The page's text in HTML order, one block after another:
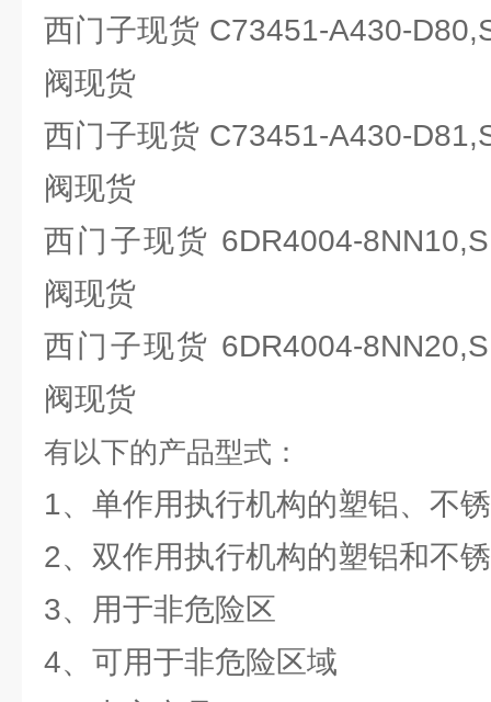
西门子现货 C73451-A430-
阀现货
西门子现货 C73451-A430-
阀现货
西门子现货 6DR4004-
阀现货
西门子现货 6DR4004-
阀现货
有以下的产品型式：
1、单作用执行机构的塑铝、不
2、双作用执行机构的塑铝和不
3、用于非危险区
4、可用于非危险区域